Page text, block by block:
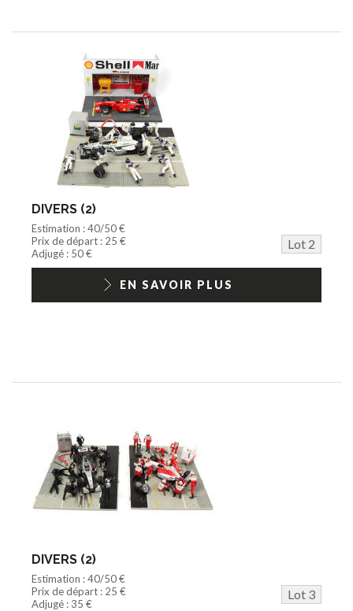
DIVERS (2)
Estimation : 40/50 €
Prix de départ : 25 €
Lot 2
Adjugé : 50 €
EN SAVOIR PLUS
DIVERS (2)
Estimation : 40/50 €
Prix de départ : 25 €
Lot 3
Adjugé : 35 €